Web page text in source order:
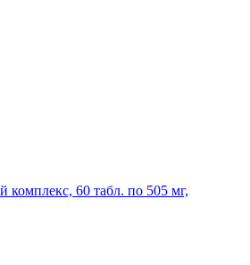
60 табл. по 505 мг,